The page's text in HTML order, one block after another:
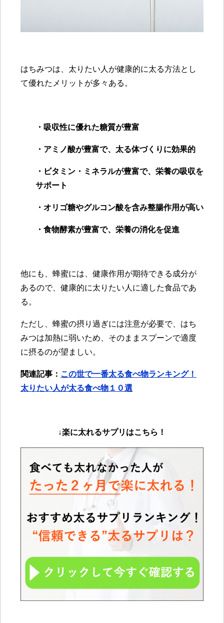
はちみつは、太りたい人が健康的に太る方法とし
て優れたメリットが多々ある。
・吸収性に優れた糖質が豊富
・アミノ酸が豊富で、太る体づくりに効果的
・ビタミン・ミネラルが豊富で、栄養の吸収を
サポート
・オリゴ糖やグルコン酸を含み整腸作用が高い
・食物酵素が豊富で、栄養の消化を促進
他にも、蜂蜜には、健康作用が期待できる成分が
あるので、健康的に太りたい人に適した食品であ
る。
ただし、蜂蜜の摂り過ぎには注意が必要で、はち
みつは加熱に弱いため、そのままスプーンで適度
に摂るのが望ましい。
関連記事： この世で一番太る食べ物ランキング！
太りたい人が太る食べ物１０選
↓楽に太れるサプリはこちら！